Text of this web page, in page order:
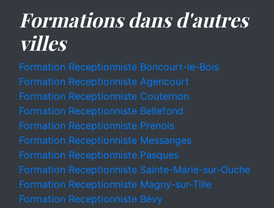
Formations dans d'autres
villes
Formation Receptionniste Boncourt-le-Bois
Formation Receptionniste Agencourt
Formation Receptionniste Couternon
Formation Receptionniste Bellefond
Formation Receptionniste Prenois
Formation Receptionniste Messanges
Formation Receptionniste Pasques
Formation Receptionniste Sainte-Marie-sur-Ouche
Formation Receptionniste Magny-sur-Tille
Formation Receptionniste Bévy